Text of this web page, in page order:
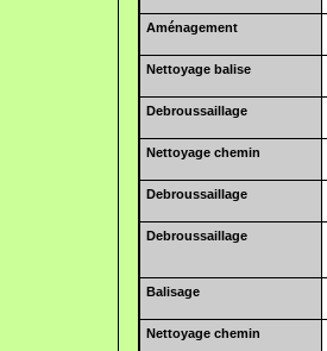
Aménagement
Nettoyage balise
Debroussaillage
Nettoyage chemin
Debroussaillage
Debroussaillage
Balisage
Nettoyage chemin